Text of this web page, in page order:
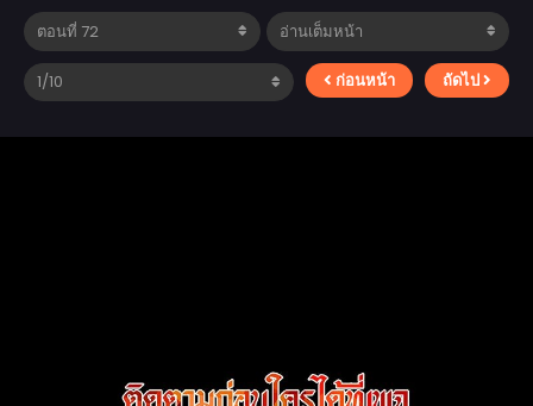
ก่อนหน้า ถัดไป